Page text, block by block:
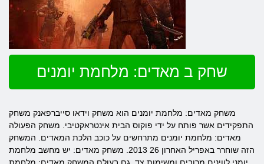
שחק ב מאדים: מלחמת יומנים
משחק מאדים: מלחמת יומנים הוא משחק וידאו סייברפאנק משחק
התפקידים אשר פותח על ידי פוקוס הבית אינטראקטיבי. משחק הפעולה
מאדים: מלחמת יומנים מתרחשים על כוכב הלכת המאדים. המשחק
הזה שוחרר באפריל האחרון 26 2013. משחק מאדים: יש מחשב מלחמת